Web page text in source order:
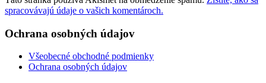
spracovávajú údaje o vašich komentároch.
Ochrana osobných údajov
Všeobecné obchodné podmienky
Ochrana osobných údajov